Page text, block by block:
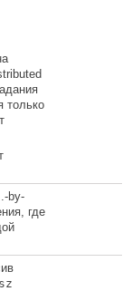
только
by-
где
sz